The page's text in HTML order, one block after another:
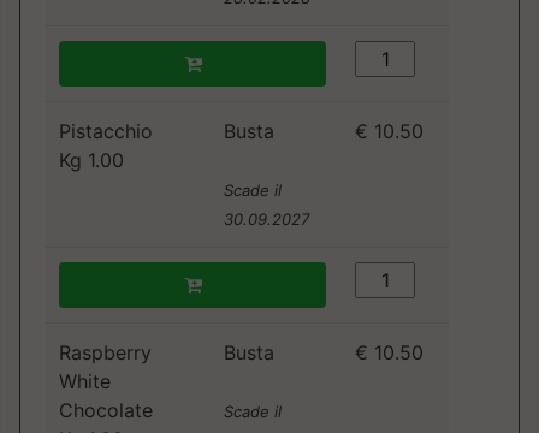
Pistacchio
Kg 1.00
Busta
Scade il
30.09.2027
€ 10.50
Raspberry
White
Chocolate
Busta
Scade il
€ 10.50